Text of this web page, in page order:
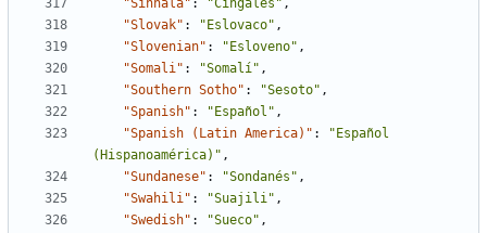
"Sinhala" : "Cingalés" ,
"Slovak" : "Eslovaco" ,
"Slovenian" : "Esloveno" ,
"Somali" : "Somalí" ,
"Southern Sotho" : "Sesoto" ,
"Spanish" : "Español" ,
"Spanish (Latin America)" :
"Español
(Hispanoamérica)" ,
"Sundanese" : "Sondanés" ,
"Swahili" : "Suajili" ,
"Swedish" : "Sueco" ,